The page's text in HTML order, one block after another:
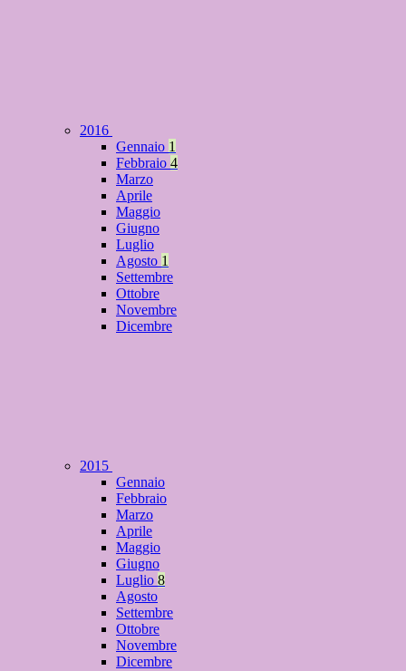
2016
Gennaio 1
Febbraio 4
Marzo
Aprile
Maggio
Giugno
Luglio
Agosto 1
Settembre
Ottobre
Novembre
Dicembre
2015
Gennaio
Febbraio
Marzo
Aprile
Maggio
Giugno
Luglio 8
Agosto
Settembre
Ottobre
Novembre
Dicembre